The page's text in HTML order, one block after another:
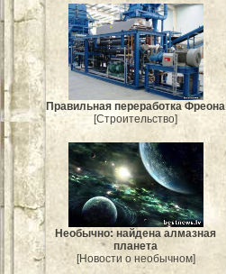
Правильная переработка Фреона
[Строительство]
Необычно: найдена алмазная
планета
[Новости о необычном]